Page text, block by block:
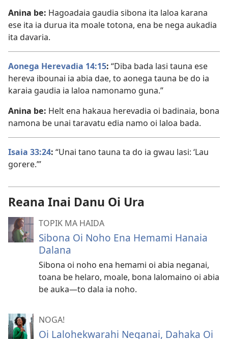
Anina be: Hagoadaia gaudia sibona ita laloa karana
ese ita ia durua ita moale totona, ena be nega aukadia
ita davaria.
Aonega Herevadia 14:15: “Diba bada lasi tauna ese
hereva ibounai ia abia dae, to aonega tauna be do ia
karaia gaudia ia laloa namonamo guna.”
Anina be: Helt ena hakaua herevadia oi badinaia, bona
namona be unai taravatu edia namo oi laloa bada.
Isaia 33:24: “Unai tano tauna ta do ia gwau lasi: ‘Lau
gorere.’”
Reana Inai Danu Oi Ura
TOPIK MA HAIDA
Sibona Oi Noho Ena Hemami Hanaia
Dalana
Sibona oi noho ena hemami oi abia neganai,
toana be helaro, moale, bona lalomaino oi abia
be auka​—to dala ia noho.
NOGA!
Oi Lalohekwarahi Neganai, Dahaka Oi